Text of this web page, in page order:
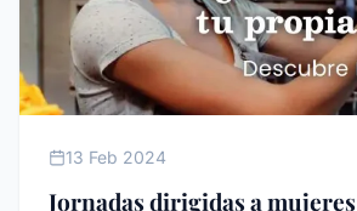
13 Feb 2024
Jornadas dirigidas a mujeres